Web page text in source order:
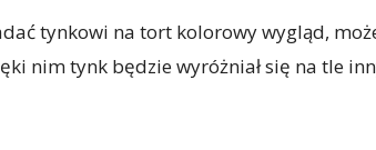
tynkowi na tort kolorowy wygląd,
nim tynk będzie wyróżniał się na tle